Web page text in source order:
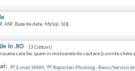
ASP, Baze de date, MySql, SQL
in .RO
(3 Cititori)
care fac spam in motoarele de cautare (cuvinte
E-mail SPAM, Raportari Phishing - Banci/Servicii